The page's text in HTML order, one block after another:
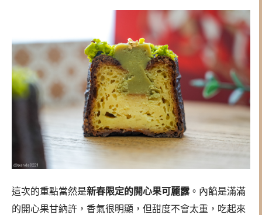
這次的重點當然是新春限定的開心果可麗露。內餡是滿滿
的開心果甘納許，香氣很明顯，但甜度不會太重，吃起來